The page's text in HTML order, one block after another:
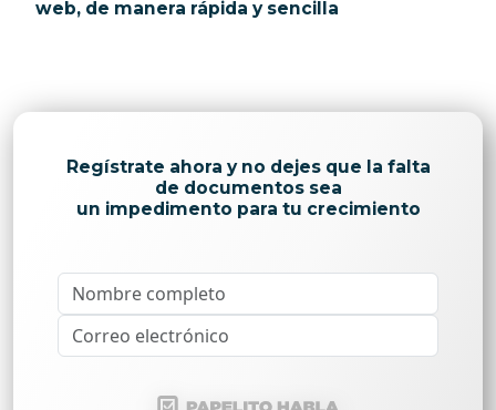
web, de manera rápida y sencilla
Regístrate ahora y no dejes que la falta
de documentos sea
un impedimento para tu crecimiento